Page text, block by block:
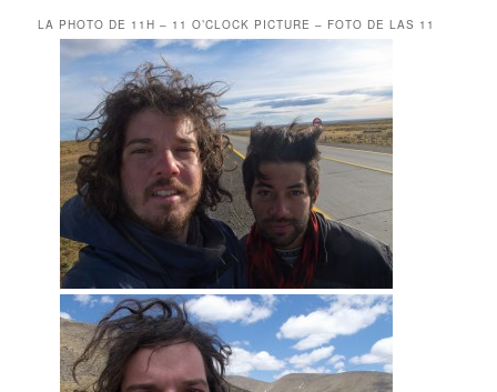
LA PHOTO DE 11H – 11 O’CLOCK PICTURE – FOTO DE LAS 11